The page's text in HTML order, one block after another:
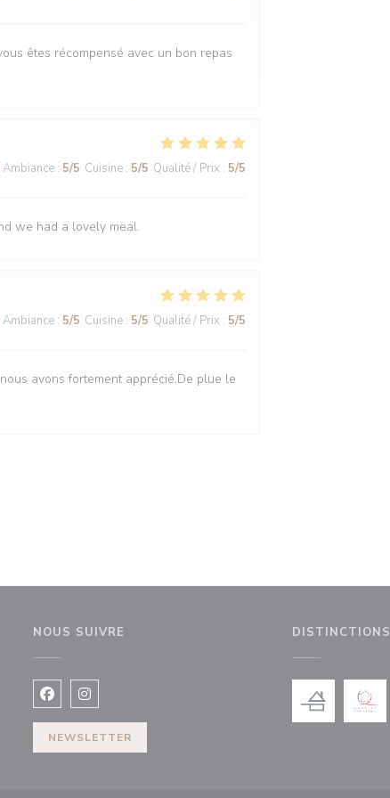
êtes récompensé avec un bon repas
Ambiance : 5/5 Cuisine : 5/5 Qualité / Prix : 5/5
we had a lovely meal.
Ambiance : 5/5 Cuisine : 5/5 Qualité / Prix : 5/5
avons fortement apprécié.De plue le
NOUS SUIVRE
Facebook ((ouvre une nouvelle fenêtre))
Instagram ((ouvre une nouvelle fenêtre))
NEWSLETTER
DISTINCTIONS